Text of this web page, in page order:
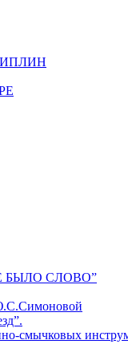
БЫЛО СЛОВО”
смычковых